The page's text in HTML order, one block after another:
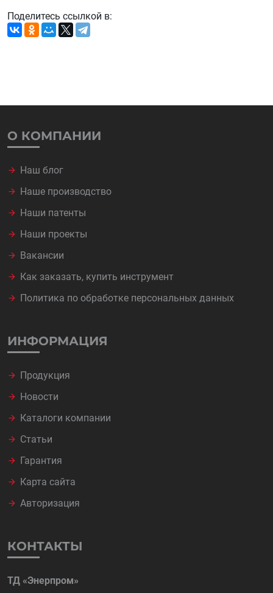
Поделитесь ссылкой в:
О КОМПАНИИ
Наш блог
Наше производство
Наши патенты
Наши проекты
Вакансии
Как заказать, купить инструмент
Политика по обработке персональных данных
ИНФОРМАЦИЯ
Продукция
Новости
Каталоги компании
Статьи
Гарантия
Карта сайта
Авторизация
КОНТАКТЫ
ТД «Энерпром»